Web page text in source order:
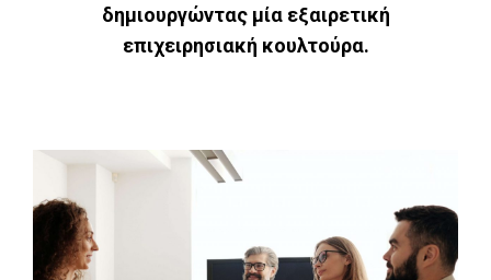
δημιουργώντας μία εξαιρετική
επιχειρησιακή κουλτούρα.